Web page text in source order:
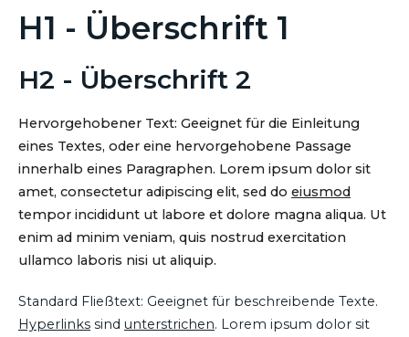
H1 - Überschrift 1
H2 - Überschrift 2
Hervorgehobener Text: Geeignet für die Einleitung
eines Textes, oder eine hervorgehobene Passage
innerhalb eines Paragraphen. Lorem ipsum dolor sit
amet, consectetur adipiscing elit, sed do eiusmod
tempor incididunt ut labore et dolore magna aliqua. Ut
enim ad minim veniam, quis nostrud exercitation
ullamco laboris nisi ut aliquip.
Standard Fließtext: Geeignet für beschreibende Texte.
Hyperlinks sind unterstrichen. Lorem ipsum dolor sit